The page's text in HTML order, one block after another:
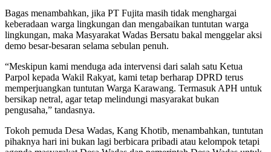
Bagas menambahkan, jika PT Fujita masih tidak menghargai
keberadaan warga lingkungan dan mengabaikan tuntutan warga
lingkungan, maka Masyarakat Wadas Bersatu bakal menggelar aksi
demo besar-besaran selama sebulan penuh.
“Meskipun kami menduga ada intervensi dari salah satu Ketua
Parpol kepada Wakil Rakyat, kami tetap berharap DPRD terus
memperjuangkan tuntutan Warga Karawang. Termasuk APH untuk
bersikap netral, agar tetap melindungi masyarakat bukan
pengusaha,” tandasnya.
Tokoh pemuda Desa Wadas, Kang Khotib, menambahkan, tuntutan
pihaknya hari ini bukan lagi berbicara pribadi atau kelompok tetapi